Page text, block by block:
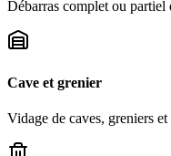
Débarras complet ou partiel
Cave et grenier
Vidage de caves, greniers et